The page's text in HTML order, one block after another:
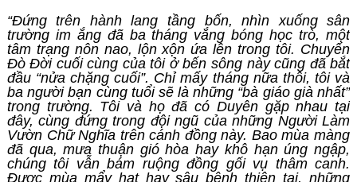
“Đứng trên hành lang tầng bốn, nhìn xuống sân
trường im ắng đã ba tháng vắng bóng học trò, một
tâm trạng nôn nao, lộn xộn ứa lên trong tôi. Chuyến
Đò Đời cuối cùng của tôi ở bến sông này cũng đã bắt
đầu “nửa chặng cuối”. Chỉ mấy tháng nữa thôi, tôi và
ba người bạn cùng tuổi sẽ là những “bà giáo già nhất”
trong trường. Tôi và họ đã có Duyên gặp nhau tại
đây, cùng đứng trong đội ngũ của những Người Làm
Vườn Chữ Nghĩa trên cánh đồng này. Bao mùa màng
đã qua, mưa thuận gió hòa hay khô hạn úng ngập,
chúng tôi vẫn bám ruộng đồng gối vụ thâm canh.
Được mùa mẩy hạt hay sâu bệnh thiên tai, những